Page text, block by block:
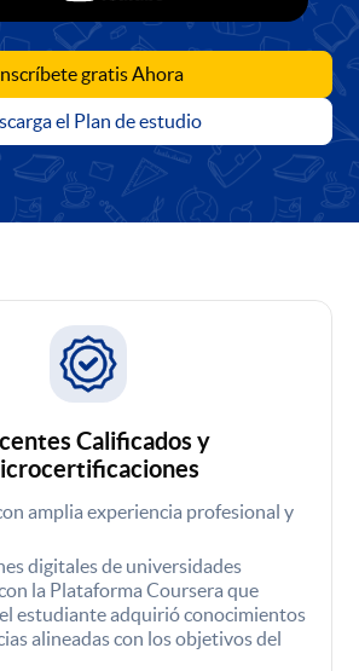
gratis Ahora
el Plan de estudio
Calificados y
amplia experiencia profesional y
digitales de universidades
la Plataforma Coursera que
estudiante adquirió conocimientos
alineadas con los objetivos del